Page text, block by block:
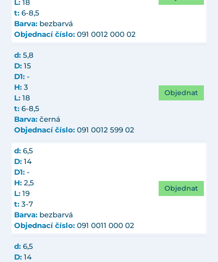
L: 18
t: 6-8,5
Barva: bezbarvá
Objednací číslo: 091 0012 000 02
d: 5,8
D: 15
D1: -
H: 3
L: 18
t: 6-8,5
Barva: černá
Objednací číslo: 091 0012 599 02
Objednat
d: 6,5
D: 14
D1: -
H: 2,5
L: 19
t: 3-7
Barva: bezbarvá
Objednací číslo: 091 0011 000 02
Objednat
d: 6,5
D: 14